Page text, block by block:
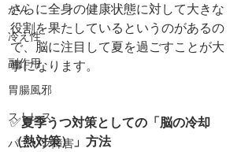
がん
冷え性
副作用
胃腸風邪
ストレス
パニック障害
さらに全身の健康状態に対して大きな
役割を果たしているというのがあるの
で、脳に注目して夏を過ごすことが大
事になります。
✅夏季うつ対策としての「脳の冷却
（熱対策）」方法